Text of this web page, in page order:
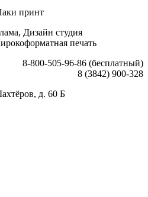
принт
Дизайн студия
печать
8-800-505-96-86 (бесплатный)
8 (3842) 900-328
д. 60 Б